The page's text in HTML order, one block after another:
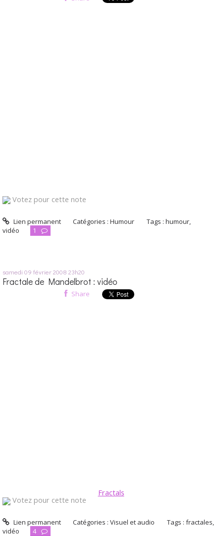
Votez pour cette note
Lien permanent Catégories :Humour Tags :humour,
vidéo
1
samedi 09 février 2008 23h20
Fractale de Mandelbrot : vidéo
Share
Fractals
Votez pour cette note
Lien permanent Catégories :Visuel et audio Tags :fractales,
vidéo
4